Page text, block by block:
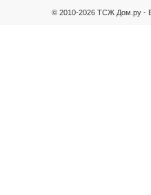
© 2010-2026 ТСЖ Дом.ру -